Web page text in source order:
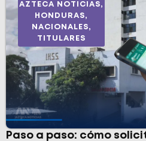
AZTECA NOTICIAS,
HONDURAS,
NACIONALES,
TITULARES
Paso a paso: cómo